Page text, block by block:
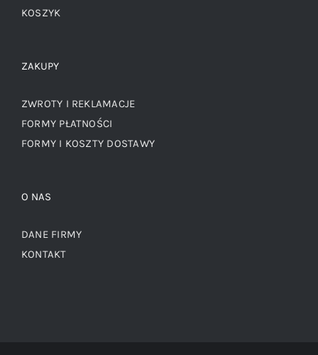
KOSZYK
ZAKUPY
ZWROTY I REKLAMACJE
FORMY PŁATNOŚCI
FORMY I KOSZTY DOSTAWY
O NAS
DANE FIRMY
KONTAKT